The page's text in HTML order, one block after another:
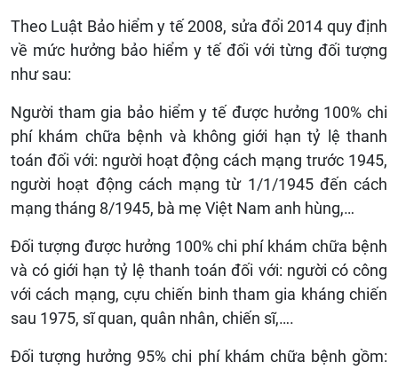
Theo Luật Bảo hiểm y tế 2008, sửa đổi 2014 quy định
về mức hưởng bảo hiểm y tế đối với từng đối tượng
như sau:
Người tham gia bảo hiểm y tế được hưởng 100% chi
phí khám chữa bệnh và không giới hạn tỷ lệ thanh
toán đối với: người hoạt động cách mạng trước 1945,
người hoạt động cách mạng từ 1/1/1945 đến cách
mạng tháng 8/1945, bà mẹ Việt Nam anh hùng,…
Đối tượng được hưởng 100% chi phí khám chữa bệnh
và có giới hạn tỷ lệ thanh toán đối với: người có công
với cách mạng, cựu chiến binh tham gia kháng chiến
sau 1975, sĩ quan, quân nhân, chiến sĩ,….
Đối tượng hưởng 95% chi phí khám chữa bệnh gồm: